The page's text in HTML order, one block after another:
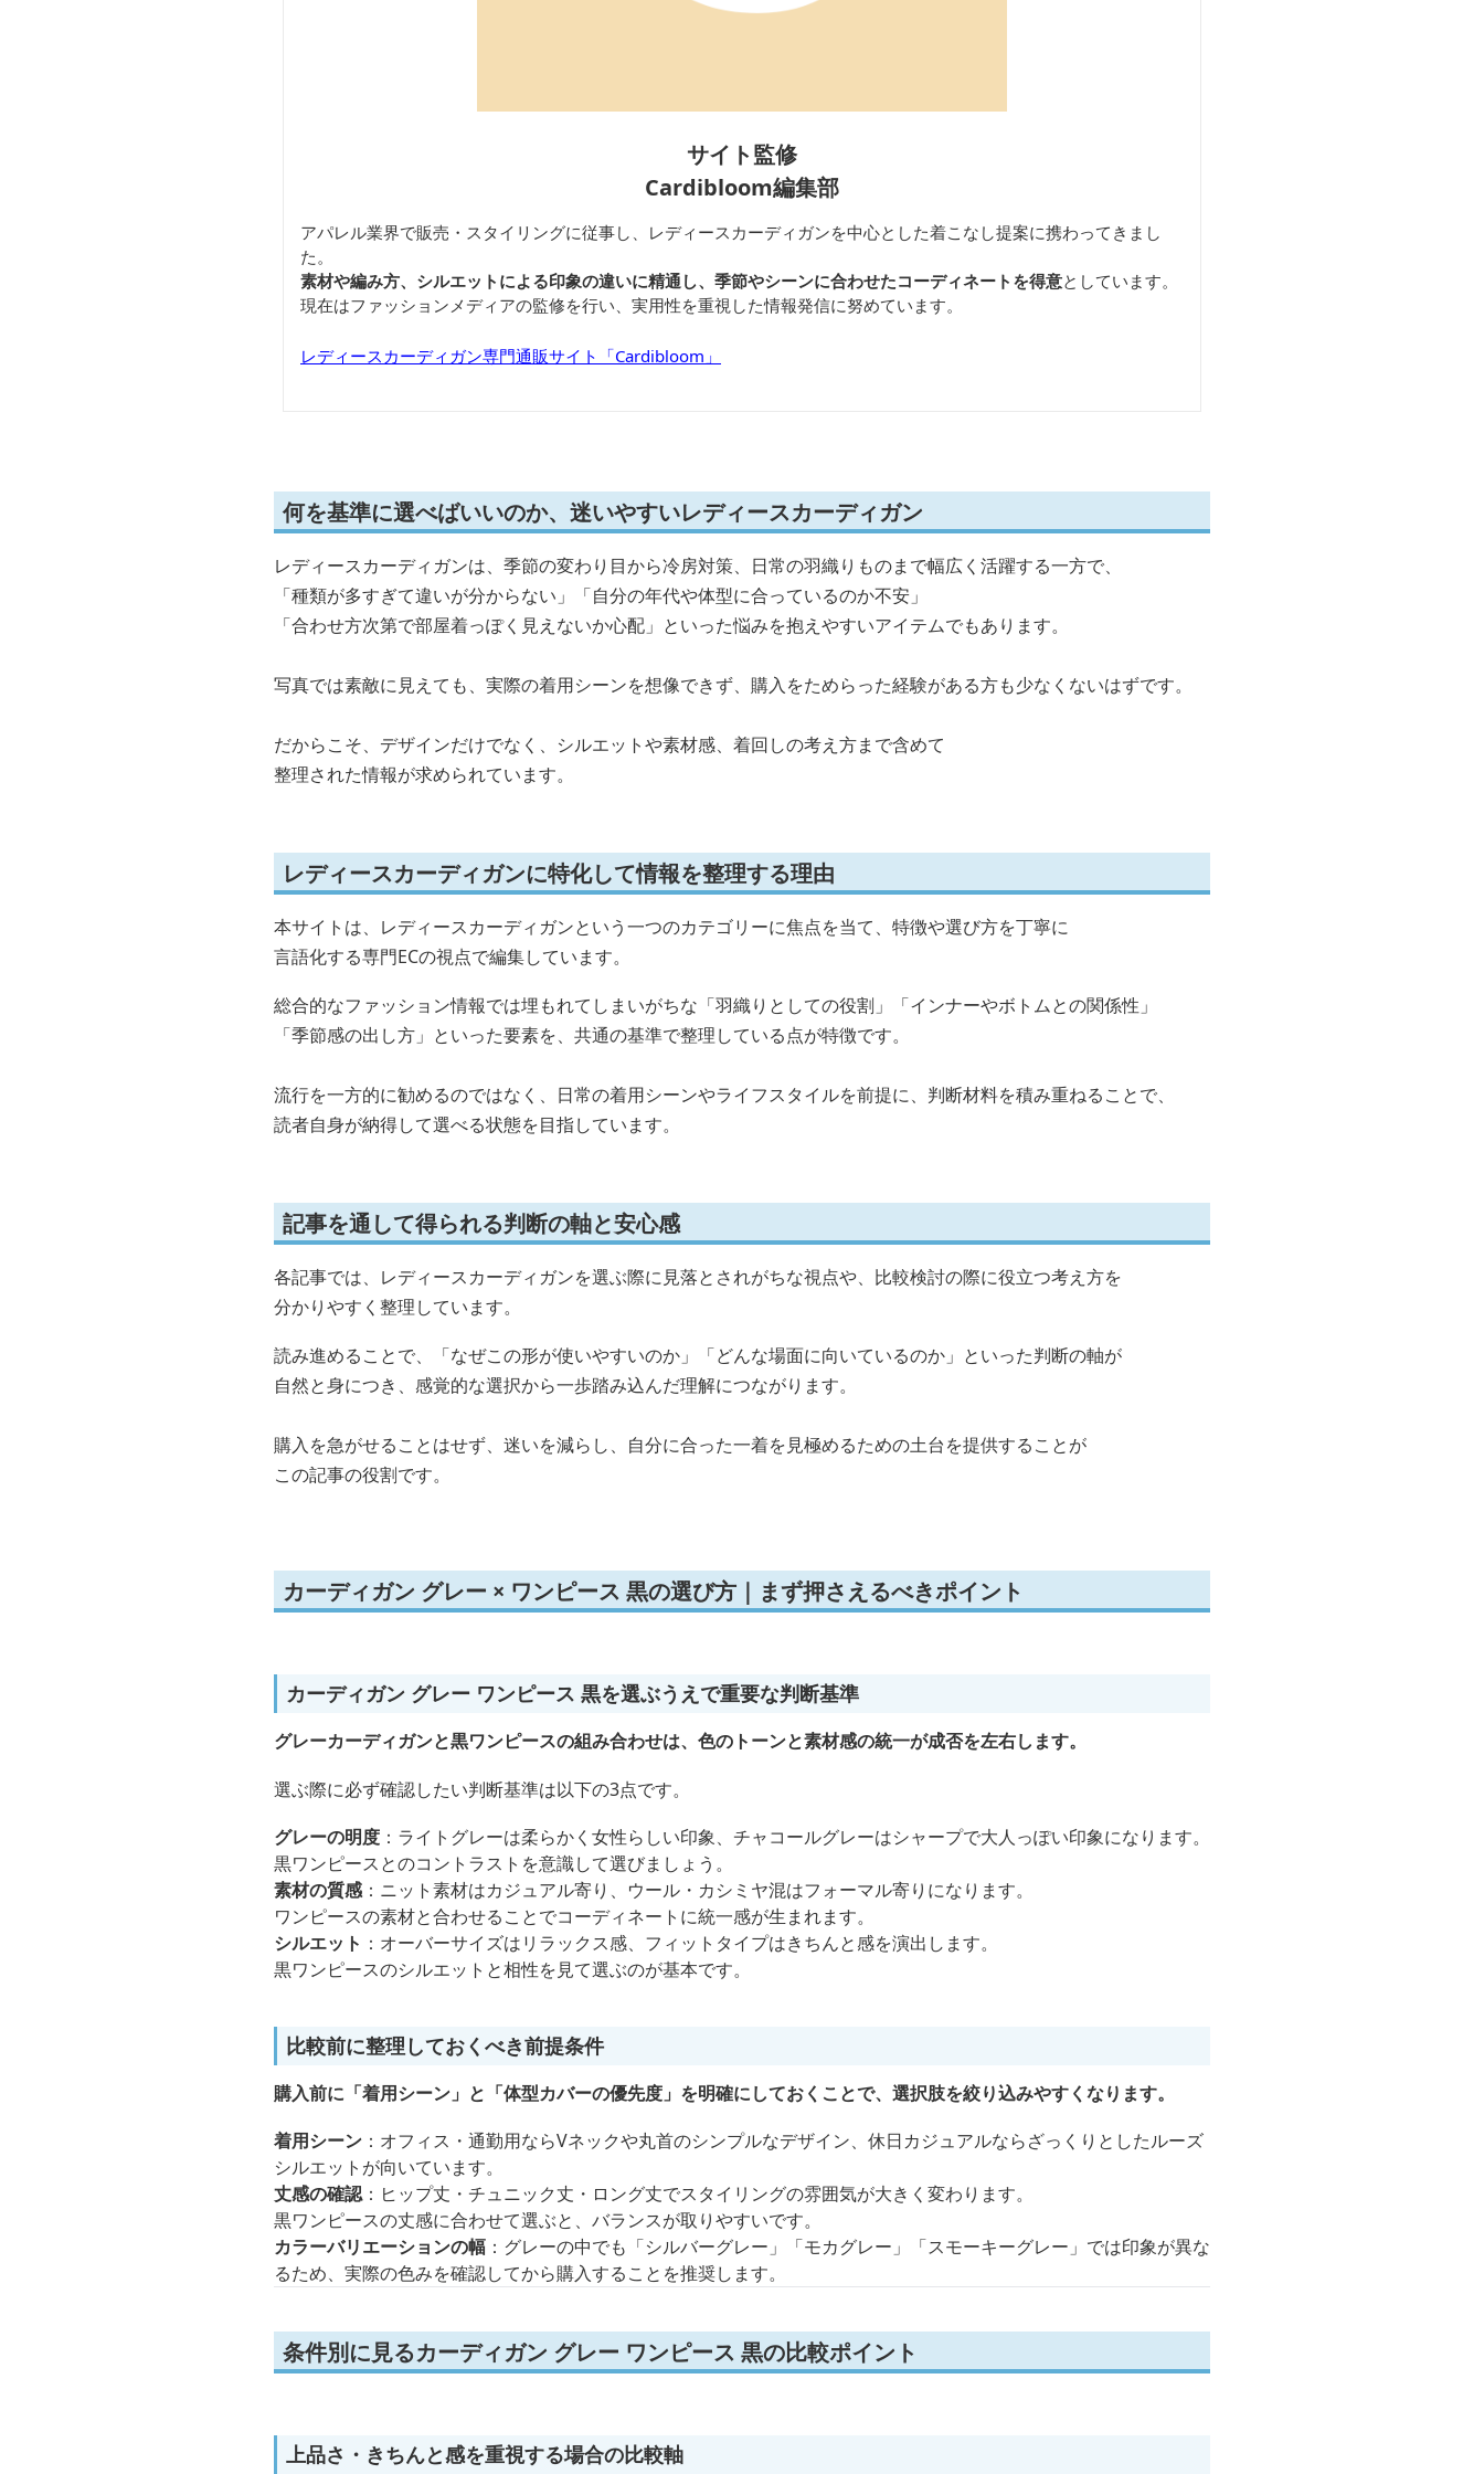
サイト監修
Cardibloom編集部
アパレル業界で販売・スタイリングに従事し、レディースカーディガンを中心とした着こなし提案に携わってきまし
た。
素材や編み方、シルエットによる印象の違いに精通し、季節やシーンに合わせたコーディネートを得意としています。
現在はファッションメディアの監修を行い、実用性を重視した情報発信に努めています。
レディースカーディガン専門通販サイト「Cardibloom」
何を基準に選べばいいのか、迷いやすいレディースカーディガン
レディースカーディガンは、季節の変わり目から冷房対策、日常の羽織りものまで幅広く活躍する一方で、
「種類が多すぎて違いが分からない」「自分の年代や体型に合っているのか不安」
「合わせ方次第で部屋着っぽく見えないか心配」といった悩みを抱えやすいアイテムでもあります。
写真では素敵に見えても、実際の着用シーンを想像できず、購入をためらった経験がある方も少なくないはずです。
だからこそ、デザインだけでなく、シルエットや素材感、着回しの考え方まで含めて
整理された情報が求められています。
レディースカーディガンに特化して情報を整理する理由
本サイトは、レディースカーディガンという一つのカテゴリーに焦点を当て、特徴や選び方を丁寧に
言語化する専門ECの視点で編集しています。
総合的なファッション情報では埋もれてしまいがちな「羽織りとしての役割」「インナーやボトムとの関係性」
「季節感の出し方」といった要素を、共通の基準で整理している点が特徴です。
流行を一方的に勧めるのではなく、日常の着用シーンやライフスタイルを前提に、判断材料を積み重ねることで、
読者自身が納得して選べる状態を目指しています。
記事を通して得られる判断の軸と安心感
各記事では、レディースカーディガンを選ぶ際に見落とされがちな視点や、比較検討の際に役立つ考え方を
分かりやすく整理しています。
読み進めることで、「なぜこの形が使いやすいのか」「どんな場面に向いているのか」といった判断の軸が
自然と身につき、感覚的な選択から一歩踏み込んだ理解につながります。
購入を急がせることはせず、迷いを減らし、自分に合った一着を見極めるための土台を提供することが
この記事の役割です。
カーディガン グレー × ワンピース 黒の選び方｜まず押さえるべきポイント
カーディガン グレー ワンピース 黒を選ぶうえで重要な判断基準
グレーカーディガンと黒ワンピースの組み合わせは、色のトーンと素材感の統一が成否を左右します。
選ぶ際に必ず確認したい判断基準は以下の3点です。
グレーの明度 ：ライトグレーは柔らかく女性らしい印象、チャコールグレーはシャープで大人っぽい印象になります。
黒ワンピースとのコントラストを意識して選びましょう。
素材の質感：ニット素材はカジュアル寄り、ウール・カシミヤ混はフォーマル寄りになります。
ワンピースの素材と合わせることでコーディネートに統一感が生まれます。
シルエット ：オーバーサイズはリラックス感、フィットタイプはきちんと感を演出します。
黒ワンピースのシルエットと相性を見て選ぶのが基本です。
比較前に整理しておくべき前提条件
購入前に「着用シーン」と「体型カバーの優先度」を明確にしておくことで、選択肢を絞り込みやすくなります。
着用シーン ：オフィス・通勤用ならVネックや丸首のシンプルなデザイン、休日カジュアルならざっくりとしたルーズ
シルエットが向いています。
丈感の確認：ヒップ丈・チュニック丈・ロング丈でスタイリングの雰囲気が大きく変わります。
黒ワンピースの丈感に合わせて選ぶと、バランスが取りやすいです。
カラーバリエーションの幅 ：グレーの中でも「シルバーグレー」「モカグレー」「スモーキーグレー」では印象が異な
るため、実際の色みを確認してから購入することを推奨します。
条件別に見るカーディガン グレー ワンピース 黒の比較ポイント
上品さ・きちんと感を重視する場合の比較軸